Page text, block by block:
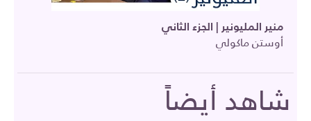
منير المليونير | الجزء الثاني
أوستن ماكولي
شاهد أيضاً